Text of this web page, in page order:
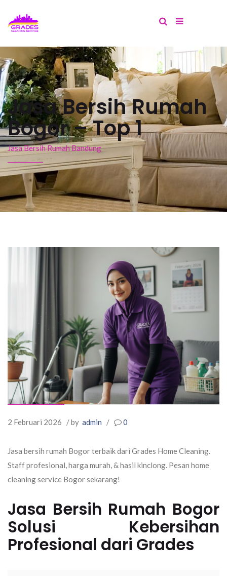
Jasa Bersih Rumah
Bogor – Top 1
Jasa Bersih Rumah Bandung
2 Februari 2026 / by admin / 0
Jasa bersih rumah Bogor terbaik dari Grades Home Cleaning.
Staff profesional, harga murah, & hasil kinclong. Pesan home
cleaning service Bogor sekarang!
Jasa Bersih Rumah Bogor
Solusi Kebersihan
Profesional dari Grades